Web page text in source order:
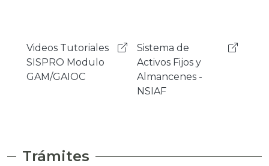
Sistema de
Activos Fijos y
Almancenes -
Mensajeria
Instantanea
Rocket.Chat
Trámites